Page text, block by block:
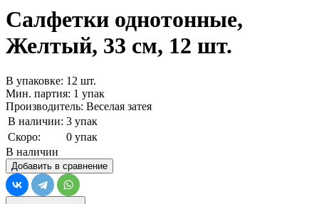
Салфетки однотонные,
Желтый, 33 см, 12 шт.
В упаковке: 12 шт.
Мин. партия: 1 упак
Производитель: Веселая затея
В наличии: 3 упак
Скоро:
0 упак
В наличии
Добавить в сравнение